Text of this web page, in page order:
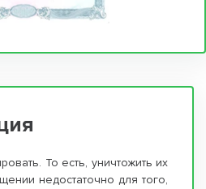
То есть, уничтожить их
недостаточно для того,